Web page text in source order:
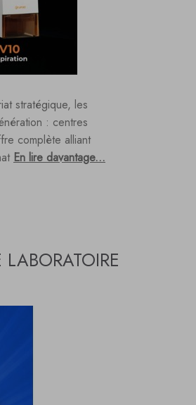
stratégique, les
: centres
complète alliant
En lire davantage...